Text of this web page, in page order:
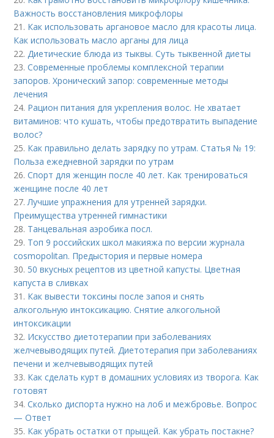
Важность восстановления микрофлоры
21. Как использовать аргановое масло для красоты лица.
Как использовать масло арганы для лица
22.Диетические блюда из тыквы. Суть тыквенной диеты
23.Современные проблемы комплексной терапии
запоров. Хронический запор: современные методы
лечения
24. Рацион питания для укрепления волос. Не хватает
витаминов: что кушать, чтобы предотвратить выпадение
волос?
25. Как правильно делать зарядку по утрам. Статья № 19:
Польза ежедневной зарядки по утрам
26.Спорт для женщин после 40 лет. Как тренироваться
женщине после 40 лет
27.Лучшие упражнения для утренней зарядки.
Преимущества утренней гимнастики
28. Танцевальная аэробика посл.
29. Топ 9 российских школ макияжа по версии журнала
cosmopolitan. Предыстория и первые номера
30. 50 вкусных рецептов из цветной капусты. Цветная
капуста в сливках
31. Как вывести токсины после запоя и снять
алкогольную интоксикацию. Снятие алкогольной
интоксикации
32. Искусство диетотерапии при заболеваниях
желчевыводящих путей. Диетотерапия при заболеваниях
печени и желчевыводящих путей
33. Как сделать курт в домашних условиях из творога. Как
готовят
34.Сколько диспорта нужно на лоб и межбровье. Вопрос
— Ответ
35. Как убрать остатки от прыщей. Как убрать постакне?